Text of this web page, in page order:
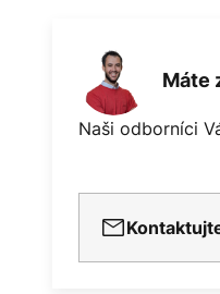
Máte
Naši odborníci